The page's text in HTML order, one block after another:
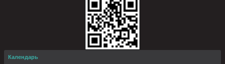
Календарь